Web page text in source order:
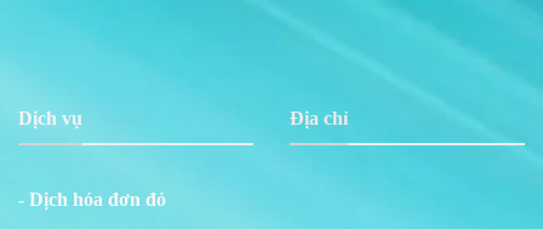
Dịch vụ
- Dịch hóa đơn đỏ
Địa chỉ